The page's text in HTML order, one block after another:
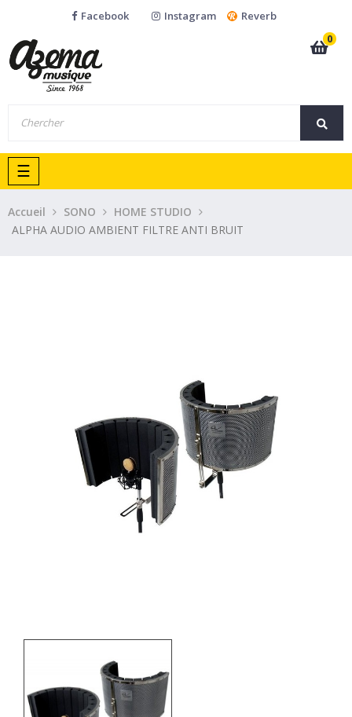
Facebook Instagram
Reverb
0
Basculer
la
navigation
☰
Accueil SONO
HOME STUDIO
ALPHA AUDIO AMBIENT FILTRE ANTI BRUIT